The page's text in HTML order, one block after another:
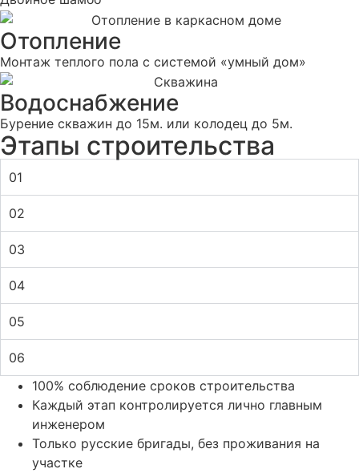
Отопление
Монтаж теплого пола с системой «умный дом»
Водоснабжение
Бурение скважин до 15м. или колодец до 5м.
Этапы строительства
01
02
03
04
05
06
100% соблюдение сроков строительства
Каждый этап контролируется лично главным
инженером
Только русские бригады, без проживания на
участке